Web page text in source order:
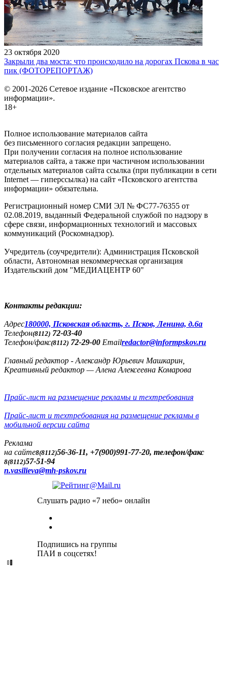
23 октября 2020
Закрыли два моста: что происходило на дорогах Пскова в час
пик (ФОТОРЕПОРТАЖ)
© 2001-2026 Сетевое издание «Псковское агентство
информации».
18+
Полное использование материалов сайта
без письменного согласия редакции запрещено.
При получении согласия на полное использование
материалов сайта, а также при частичном использовании
отдельных материалов сайта ссылка (при публикации в сети
Internet — гиперссылка) на сайт «Псковского агентства
информации» обязательна.
Регистрационный номер СМИ ЭЛ № ФС77-76355 от
02.08.2019, выданный Федеральной службой по надзору в
сфере связи, информационных технологий и массовых
коммуникаций (Роскомнадзор).
Учредитель (соучредители): Администрация Псковской
области, Автономная некоммерческая организация
Издательский дом "МЕДИАЦЕНТР 60"
Контакты редакции:
Адреc180000, Псковская область, г. Псков, Ленина, д.6а
Телефон(8112) 72-03-40
Телефон/факс(8112) 72-29-00 Emailredactor@informpskov.ru
Главный редактор - Александр Юрьевич Машкарин,
Креативный редактор — Алена Алексеевна Комарова
Прайс-лист на размещение рекламы и техтребования
Прайс-лист и техтребования на размещение рекламы в
мобильной версии сайта
Реклама
на сайте8(8112)56-36-11, +7(900)991-77-20, телефон/факс
8(8112)57-51-94
n.vasilieva@mh-pskov.ru
Слушать радио «7 небо» онлайн
Подпишись на группы
ПАИ в соцсетях!